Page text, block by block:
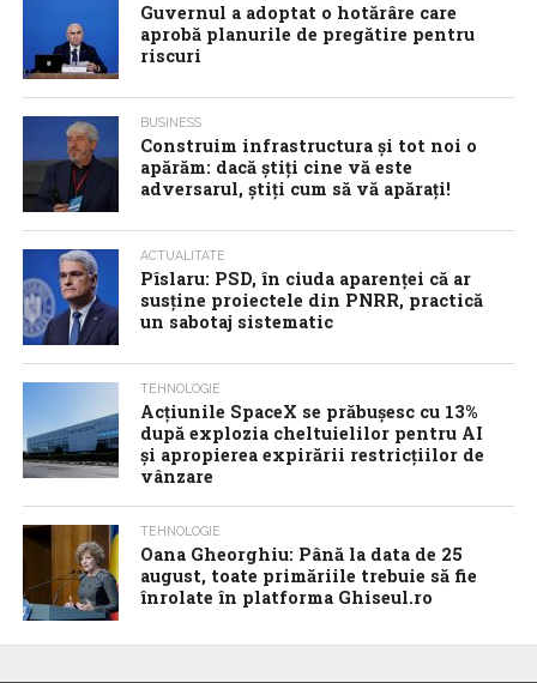
Guvernul a adoptat o hotărâre care
aprobă planurile de pregătire pentru
riscuri
BUSINESS
Construim infrastructura și tot noi o
apărăm: dacă știți cine vă este
adversarul, știți cum să vă apărați!
ACTUALITATE
Pîslaru: PSD, în ciuda aparenței că ar
susține proiectele din PNRR, practică
un sabotaj sistematic
TEHNOLOGIE
Acţiunile SpaceX se prăbuşesc cu 13%
după explozia cheltuielilor pentru AI
şi apropierea expirării restricţiilor de
vânzare
TEHNOLOGIE
Oana Gheorghiu: Până la data de 25
august, toate primăriile trebuie să fie
înrolate în platforma Ghiseul.ro